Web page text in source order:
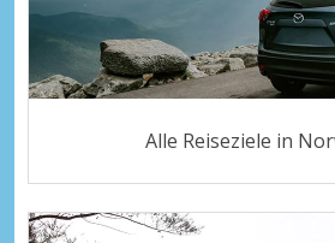
Alle Reiseziele in